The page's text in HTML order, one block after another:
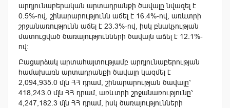
արդյունաբերական արտադրանքի ծավալը նվազել է
0.5%-ով, շինարարությունն աճել է 16.4%-ով, առևտրի
շրջանառությունն աճել է 23.3%-ով, իսկ բնակչության
մատուցված ծառայությունների ծավալն աճել է 12.1%-
ով։
Բացարձակ արտահայտությամբ արդյունաբերության
համախառն արտադրանքի ծավալը կազմել է
2,094,935.0 մլն ՀՀ դրամ, շինարարության ծավալը՝
418,243.0 մլն ՀՀ դրամ, առևտրի շրջանառությունը՝
4,247,182.3 մլն ՀՀ դրամ, իսկ ծառայությունների